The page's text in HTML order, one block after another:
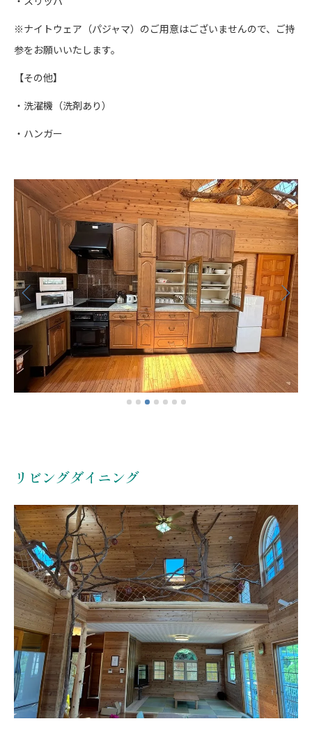
※ナイトウェア（パジャマ）のご用意はございませんので、ご持
参をお願いいたします。
【その他】
・洗濯機（洗剤あり）
・ハンガー
リビングダイニング